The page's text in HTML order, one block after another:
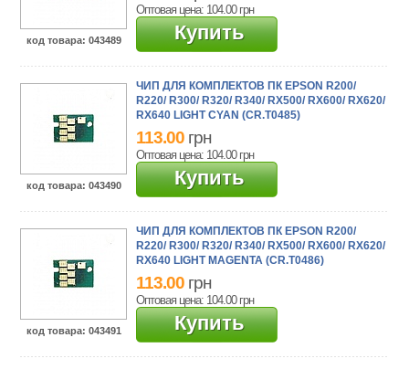
код товара: 043489
Оптовая цена: 104.00 грн
Купить
код товара: 043490
ЧИП ДЛЯ КОМПЛЕКТОВ ПК EPSON R200/
R220/ R300/ R320/ R340/ RX500/ RX600/ RX620/
RX640 LIGHT CYAN (CR.T0485)
113.00 грн
Оптовая цена: 104.00 грн
Купить
код товара: 043491
ЧИП ДЛЯ КОМПЛЕКТОВ ПК EPSON R200/
R220/ R300/ R320/ R340/ RX500/ RX600/ RX620/
RX640 LIGHT MAGENTA (CR.T0486)
113.00 грн
Оптовая цена: 104.00 грн
Купить